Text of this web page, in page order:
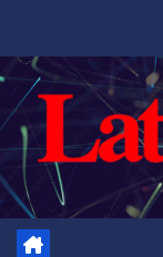
content